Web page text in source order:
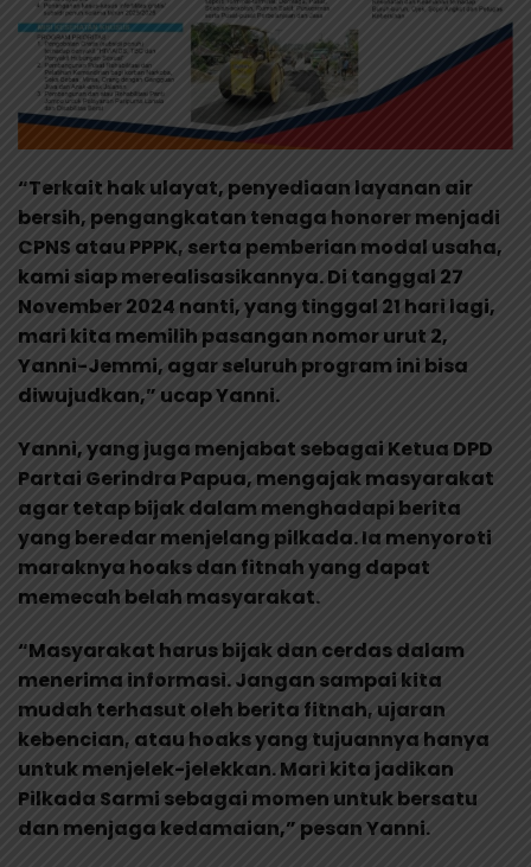
“Terkait hak ulayat, penyediaan layanan air
bersih, pengangkatan tenaga honorer menjadi
CPNS atau PPPK, serta pemberian modal usaha,
kami siap merealisasikannya. Di tanggal 27
November 2024 nanti, yang tinggal 21 hari lagi,
mari kita memilih pasangan nomor urut 2,
Yanni-Jemmi, agar seluruh program ini bisa
diwujudkan,” ucap Yanni.
Yanni, yang juga menjabat sebagai Ketua DPD
Partai Gerindra Papua, mengajak masyarakat
agar tetap bijak dalam menghadapi berita
yang beredar menjelang pilkada. Ia menyoroti
maraknya hoaks dan fitnah yang dapat
memecah belah masyarakat.
“Masyarakat harus bijak dan cerdas dalam
menerima informasi. Jangan sampai kita
mudah terhasut oleh berita fitnah, ujaran
kebencian, atau hoaks yang tujuannya hanya
untuk menjelek-jelekkan. Mari kita jadikan
Pilkada Sarmi sebagai momen untuk bersatu
dan menjaga kedamaian,” pesan Yanni.